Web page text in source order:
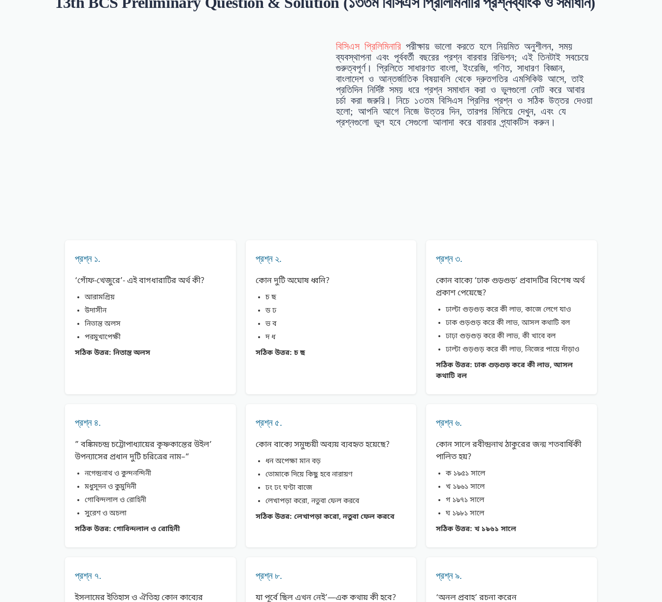
বিসিএস প্রিলিমিনারি পরীক্ষায় ভালো করতে হলে নিয়মিত অনুশীলন, সময়
ব্যবস্থাপনা এবং পূর্ববর্তী বছরের প্রশ্ন বারবার রিভিশন; এই তিনটাই সবচেয়ে
গুরুত্বপূর্ণ। প্রিলিতে সাধারণত বাংলা, ইংরেজি, গণিত, সাধারণ বিজ্ঞান,
বাংলাদেশ ও আন্তর্জাতিক বিষয়াবলি থেকে দ্রুতগতির এমসিকিউ আসে, তাই
প্রতিদিন নির্দিষ্ট সময় ধরে প্রশ্ন সমাধান করা ও ভুলগুলো নোট করে আবার
চর্চা করা জরুরি। নিচে ১৩তম বিসিএস প্রিলির প্রশ্ন ও সঠিক উত্তর দেওয়া
হলো; আপনি আগে নিজে উত্তর দিন, তারপর মিলিয়ে দেখুন, এবং যে
প্রশ্নগুলো ভুল হবে সেগুলো আলাদা করে বারবার প্র্যাকটিস করুন।
প্রশ্ন ১.
‘গোঁফ-খেজুরে’- এই বাগধারাটির অর্থ কী?
আরামপ্রিয়
উদাসীন
নিতান্ত অলস
পরমুখাপেক্ষী
সঠিক উত্তর: নিতান্ত অলস
প্রশ্ন ২.
কোন দুটি অঘােষ ধ্বনি?
চ ছ
ড ঢ
ভ ব
দ ধ
সঠিক উত্তর: চ ছ
প্রশ্ন ৩.
কোন বাক্যে ‘ঢাক গুড়গুড়’ প্রবাদটির বিশেষ অর্থ
প্রকাশ পেয়েছে?
ঢাল্টা গুড়গুড় করে কী লাভ, কাজে লেগে যাও
ঢাক গুড়গুড় করে কী লাভ, আসল কথাটি বল
ঢাঢ়া গুড়গুড় করে কী লাভ, কী খাবে বল
ঢাল্টা গুড়গুড় করে কী লাভ, নিজের পায়ে দাঁড়াও
সঠিক উত্তর: ঢাক গুড়গুড় করে কী লাভ, আসল
কথাটি বল
প্রশ্ন ৪.
” বঙ্কিমচন্দ্র চট্টোপাধ্যায়ের কৃষ্ণকান্তের উইল’
উপন্যাসের প্রধান দুটি চরিত্রের নাম–“
নগেন্দ্রনাথ ও কুন্দনন্দিনী
মধুসূদন ও কুমুদিনী
গােবিন্দলাল ও রােহিনী
সুরেশ ও অচলা
সঠিক উত্তর: গােবিন্দলাল ও রােহিনী
প্রশ্ন ৫.
কোন বাক্যে সমুচ্চয়ী অব্যয় ব্যবহৃত হয়েছে?
ধন অপেক্ষা মান বড়
তােমাকে দিয়ে কিছু হবে নারায়ণ
ঢং ঢং ঘণ্টা বাজে
লেখাপড়া করাে, নতুবা ফেল করবে
সঠিক উত্তর: লেখাপড়া করাে, নতুবা ফেল করবে
প্রশ্ন ৬.
কোন সালে রবীন্দ্রনাথ ঠাকুরের জন্ম শতবার্ষিকী
পালিত হয়?
ক ১৯৫১ সালে
খ ১৯৬১ সালে
গ ১৯৭১ সালে
ঘ ১৯৮১ সালে
সঠিক উত্তর: খ ১৯৬১ সালে
প্রশ্ন ৭.
ইসলামের ইতিহাস ও ঐতিহ্য কোন কাব্যের
প্রশ্ন ৮.
যা পূর্বে ছিল এখন নেই’—এক কথায় কী হবে?
প্রশ্ন ৯.
‘অনল প্রবাহ’ রচনা করেন